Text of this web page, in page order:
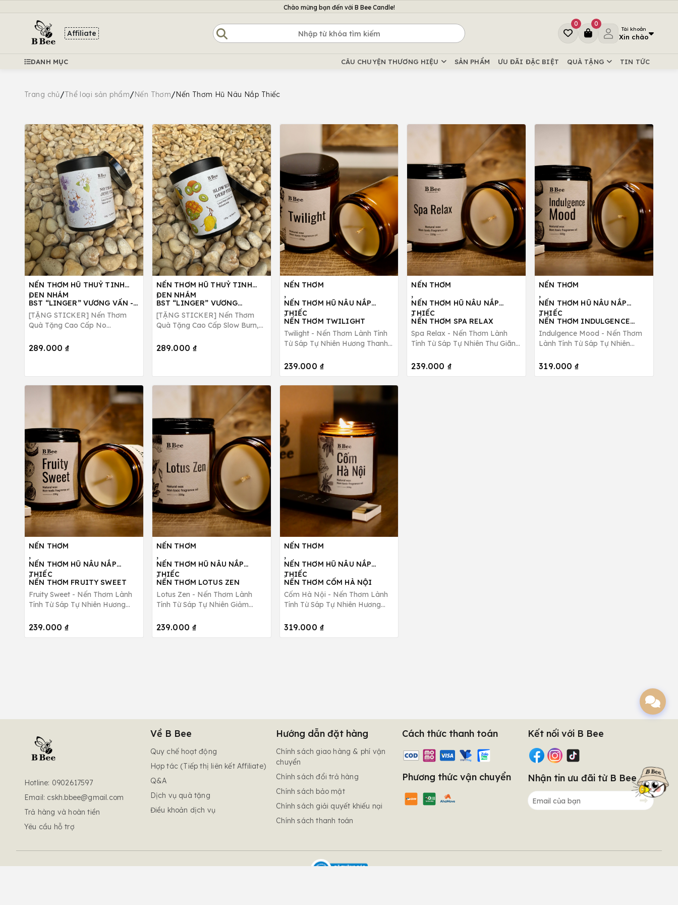
Chào mừng bạn đến với B Bee Candle!
Chào mừng bạn đến với B Bee Candle!
Affiliate
0 0
Tài khoản
Xin chào
DANH MỤC CÂU CHUYỆN THƯƠNG HIỆU SẢN PHẨM ƯU ĐÃI ĐẶC BIỆT QUÀ TẶNG TIN TỨC
Trang chủ/Thể loại sản phẩm/Nến Thơm/Nến Thơm Hũ Nâu Nắp Thiếc
NẾN THƠM HŨ THUỶ TINH
ĐEN NHÁM
,
BST “LINGER” VƯƠNG VẤN -
NO THOUGHTS, JUST VIBES
[TẶNG STICKER] Nến Thơm
Quà Tặng Cao Cấp No
Hoa Dịu Nhẹ B Bee Candle
289.000 ₫
NẾN THƠM HŨ THUỶ TINH
ĐEN NHÁM
,
BST “LINGER” VƯƠNG
VẤN_NẾN THƠM SLOW BURN,
DEEP FEELS
[TẶNG STICKER] Nến Thơm
Quà Tặng Cao Cấp Slow Burn,
Ngọt Mát B Bee Candle
289.000 ₫
NẾN THƠM
,
NẾN THƠM HŨ NÂU NẮP
THIẾC
,
NẾN THƠM TWILIGHT
Twilight - Nến Thơm Lành Tính
Từ Sáp Tự Nhiên Hương Thanh
239.000 ₫
NẾN THƠM
,
NẾN THƠM HŨ NÂU NẮP
THIẾC
,
NẾN THƠM SPA RELAX
Spa Relax - Nến Thơm Lành
Tính Từ Sáp Tự Nhiên Thư Giãn
239.000 ₫
NẾN THƠM
,
NẾN THƠM HŨ NÂU NẮP
THIẾC
,
NẾN THƠM INDULGENCE
MOOD
Indulgence Mood - Nến Thơm
Lành Tính Từ Sáp Tự Nhiên
Bee Candle
319.000 ₫
NẾN THƠM
,
NẾN THƠM HŨ NÂU NẮP
THIẾC
,
NẾN THƠM FRUITY SWEET
Fruity Sweet - Nến Thơm Lành
Tính Từ Sáp Tự Nhiên Hương
Candle
239.000 ₫
NẾN THƠM
,
NẾN THƠM HŨ NÂU NẮP
THIẾC
,
NẾN THƠM LOTUS ZEN
Lotus Zen - Nến Thơm Lành
Tính Từ Sáp Tự Nhiên Giảm
239.000 ₫
NẾN THƠM
,
NẾN THƠM HŨ NÂU NẮP
THIẾC
,
NẾN THƠM CỐM HÀ NỘI
Cốm Hà Nội - Nến Thơm Lành
Tính Từ Sáp Tự Nhiên Hương
Candle
319.000 ₫
Hotline: 0902617597
Email: cskh.bbee@gmail.com
Trả hàng và hoàn tiền
Yêu cầu hỗ trợ
Về B Bee
Quy chế hoạt động
Hợp tác (Tiếp thị liên kết Affiliate)
Q&A
Dịch vụ quà tặng
Điều khoản dịch vụ
Hướng dẫn đặt hàng
Chính sách giao hàng & phí vận
chuyển
Chính sách đổi trả hàng
Chính sách bảo mật
Chính sách giải quyết khiếu nại
Chính sách thanh toán
Cách thức thanh toán
Phương thức vận chuyển
Kết nối với B Bee
Nhận tin ưu đãi từ B Bee